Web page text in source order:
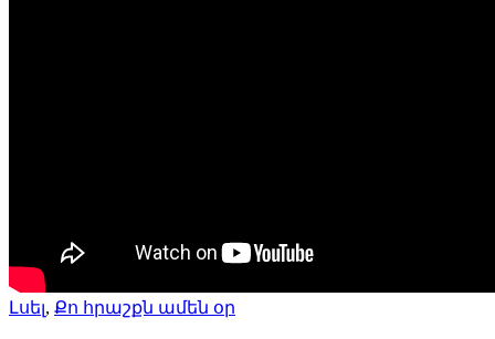
Լսել, Քո հրաշքն ամեն օր